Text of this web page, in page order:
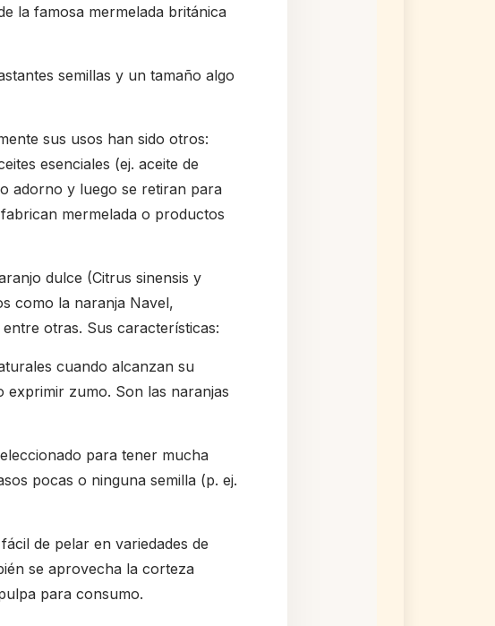
la famosa mermelada británica
semillas y un tamaño algo
sus usos han sido otros:
esenciales (ej. aceite de
adorno y luego se retiran para
mermelada o productos
dulce (Citrus sinensis y
como la naranja Navel,
otras. Sus características:
cuando alcanzan su
zumo. Son las naranjas
para tener mucha
pocas o ninguna semilla (p. ej.
de pelar en variedades de
se aprovecha la corteza
para consumo.